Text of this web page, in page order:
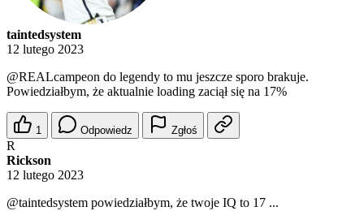
taintedsystem
12 lutego 2023
@REALcampeon do legendy to mu jeszcze sporo brakuje.
Powiedziałbym, że aktualnie loading zaciął się na 17%
1 Odpowiedz Zgłoś
R
Rickson
12 lutego 2023
@taintedsystem powiedziałbym, że twoje IQ to 17 ...